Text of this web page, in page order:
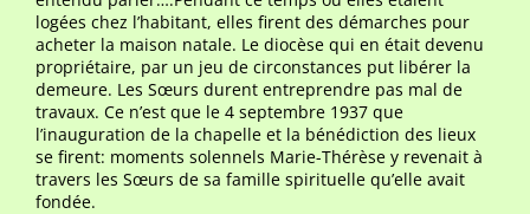
logées chez l’habitant, elles firent des démarches pour
acheter la maison natale. Le diocèse qui en était devenu
propriétaire, par un jeu de circonstances put libérer la
demeure. Les Sœurs durent entreprendre pas mal de
travaux. Ce n’est que le 4 septembre 1937 que
l’inauguration de la chapelle et la bénédiction des lieux
se firent: moments solennels Marie-Thérèse y revenait à
travers les Sœurs de sa famille spirituelle qu’elle avait
fondée.